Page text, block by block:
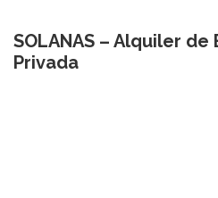
SOLANAS – Alquiler
Privada